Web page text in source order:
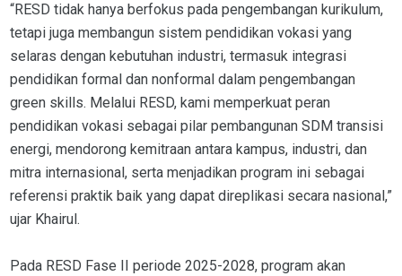
“RESD tidak hanya berfokus pada pengembangan kurikulum,
tetapi juga membangun sistem pendidikan vokasi yang
selaras dengan kebutuhan industri, termasuk integrasi
pendidikan formal dan nonformal dalam pengembangan
green skills. Melalui RESD, kami memperkuat peran
pendidikan vokasi sebagai pilar pembangunan SDM transisi
energi, mendorong kemitraan antara kampus, industri, dan
mitra internasional, serta menjadikan program ini sebagai
referensi praktik baik yang dapat direplikasi secara nasional,”
ujar Khairul.
Pada RESD Fase II periode 2025-2028, program akan